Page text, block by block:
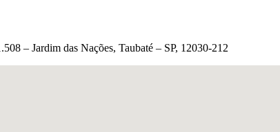
– Jardim das Nações, Taubaté – SP, 12030-212